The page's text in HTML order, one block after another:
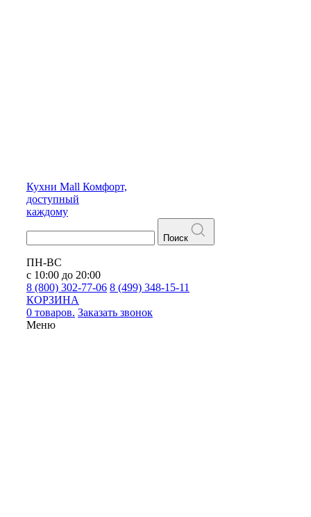
Кухни Mall Комфорт,
доступный
каждому
Поиск
ПН-ВС
с 10:00 до 20:00
8 (800) 302-77-06 8 (499) 348-15-11
КОРЗИНА
0 товаров. Заказать звонок
Меню